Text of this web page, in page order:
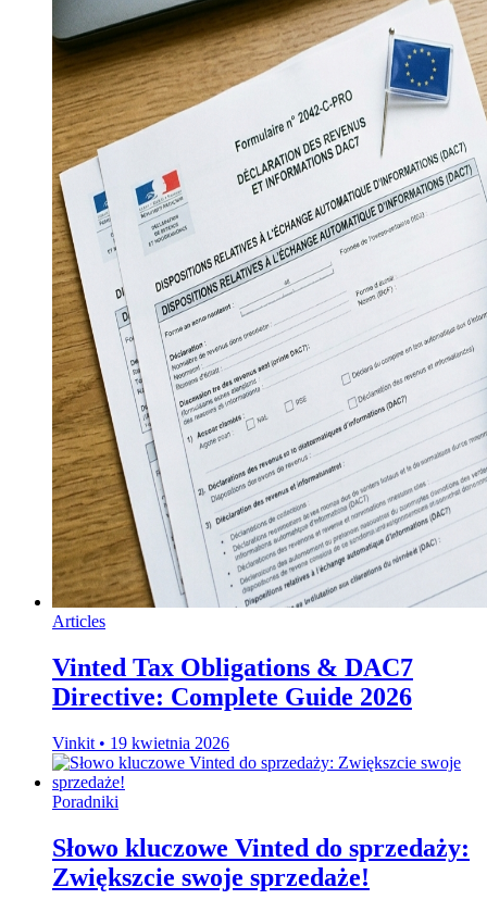
Articles
Vinted Tax Obligations & DAC7
Directive: Complete Guide 2026
Vinkit • 19 kwietnia 2026
Poradniki
Słowo kluczowe Vinted do sprzedaży:
Zwiększcie swoje sprzedaże!